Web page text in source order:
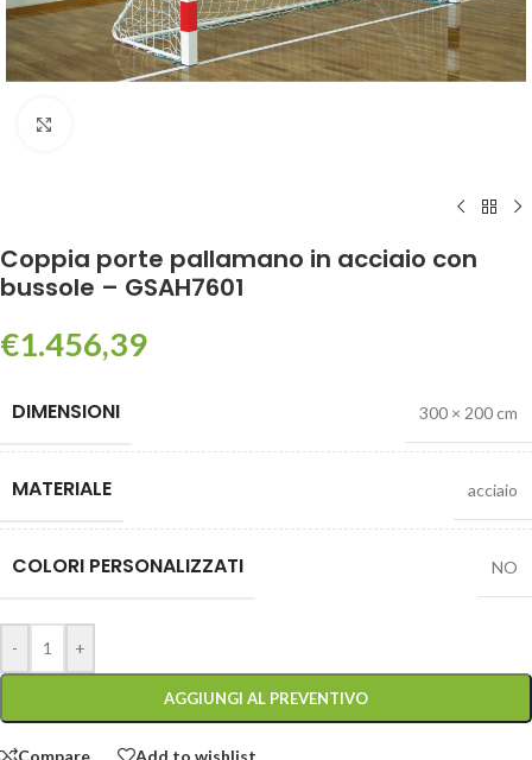
Coppia porte pallamano in acciaio con
bussole – GSAH7601
€1.456,39
DIMENSIONI 300 × 200 cm
MATERIALE acciaio
COLORI PERSONALIZZATI NO
- +
AGGIUNGI AL PREVENTIVO
Compare Add to wishlist